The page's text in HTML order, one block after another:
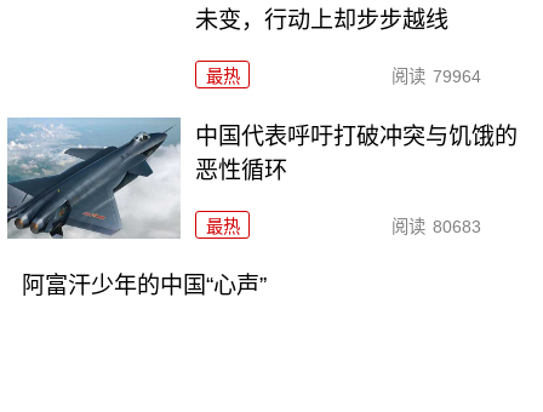
未变，行动上却步步越线
最热 阅读 79964
中国代表呼吁打破冲突与饥饿的
恶性循环
最热 阅读 80683
阿富汗少年的中国“心声”